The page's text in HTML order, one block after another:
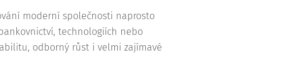
moderní společnosti naprosto
technologiích nebo
odborný růst i velmi zajímavé